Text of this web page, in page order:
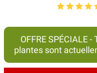
OFFRE SPÉCIALE
plantes sont